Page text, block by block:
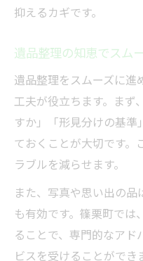
抑えるカギです。
遺品整理の知恵でスム
遺品整理をスムーズに進
工夫が役立ちます。まず
すか」「形見分けの基
ておくことが大切です。
ラブルを減らせます。
また、写真や思い出の
も有効です。篠栗町では
ることで、専門的なアド
ビスを受けることができ